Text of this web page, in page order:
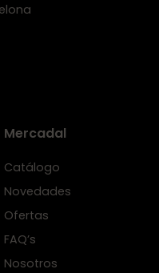
Mercadal
Catálogo
Novedades
Ofertas
FAQ’s
Nosotros